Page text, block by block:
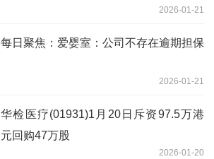
2026-01-21
每日聚焦：爱婴室：公司不存在逾期担保
2026-01-21
华检医疗(01931)1月20日斥资97.5万港
元回购47万股
2026-01-20